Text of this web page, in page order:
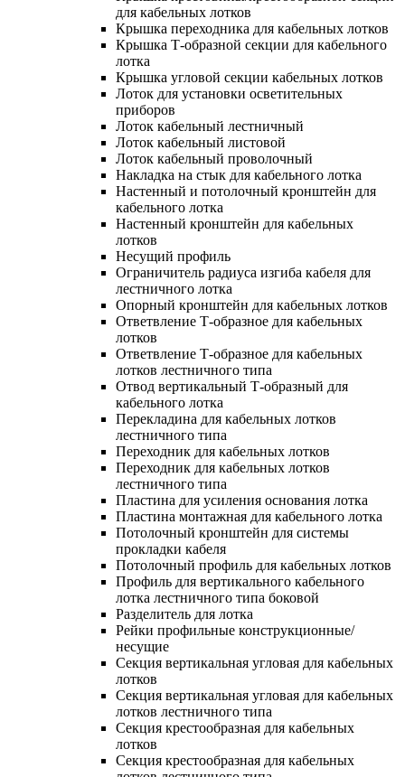
для кабельных лотков
Крышка переходника для кабельных лотков
Крышка Т-образной секции для кабельного
лотка
Крышка угловой секции кабельных лотков
Лоток для установки осветительных
приборов
Лоток кабельный лестничный
Лоток кабельный листовой
Лоток кабельный проволочный
Накладка на стык для кабельного лотка
Настенный и потолочный кронштейн для
кабельного лотка
Настенный кронштейн для кабельных
лотков
Несущий профиль
Ограничитель радиуса изгиба кабеля для
лестничного лотка
Опорный кронштейн для кабельных лотков
Ответвление Т-образное для кабельных
лотков
Ответвление Т-образное для кабельных
лотков лестничного типа
Отвод вертикальный Т-образный для
кабельного лотка
Перекладина для кабельных лотков
лестничного типа
Переходник для кабельных лотков
Переходник для кабельных лотков
лестничного типа
Пластина для усиления основания лотка
Пластина монтажная для кабельного лотка
Потолочный кронштейн для системы
прокладки кабеля
Потолочный профиль для кабельных лотков
Профиль для вертикального кабельного
лотка лестничного типа боковой
Разделитель для лотка
Рейки профильные конструкционные/
несущие
Секция вертикальная угловая для кабельных
лотков
Секция вертикальная угловая для кабельных
лотков лестничного типа
Секция крестообразная для кабельных
лотков
Секция крестообразная для кабельных